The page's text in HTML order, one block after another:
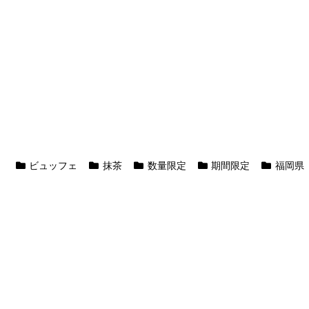
ビュッフェ 抹茶 数量限定 期間限定 福岡県